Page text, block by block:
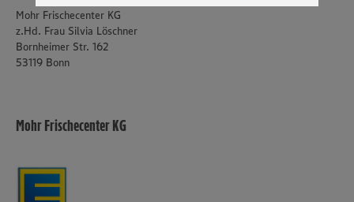
genannten Dienste Ihre Daten verarbeiten. Weitere
Informationen zur Nutzung der Dienste finden Sie in
unseren Datenschutzhinweisen sowie in unserer Cookie
Policy unter den Stichworten „YouTube” und „Vimeo”.
Mohr Frischecenter KG
z.Hd. Frau Silvia Löschner
Bornheimer Str. 162
53119 Bonn
Mohr Frischecenter KG